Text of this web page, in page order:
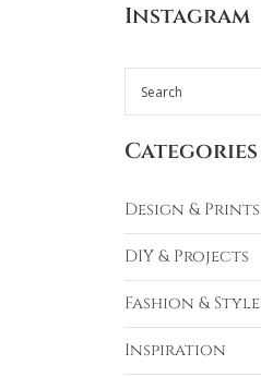
Instagram
Categories
Design & Prints
DIY & Projects
Fashion & Style
Inspiration